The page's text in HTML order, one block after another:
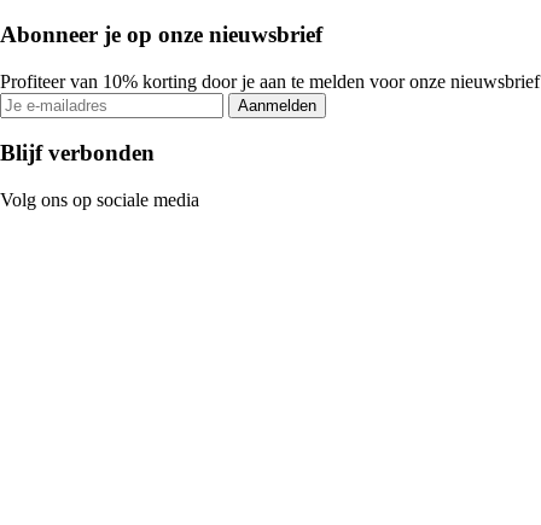
Abonneer je op onze nieuwsbrief
Profiteer van 10% korting door je aan te melden voor onze nieuwsbrief
Aanmelden
Blijf verbonden
Volg ons op sociale media